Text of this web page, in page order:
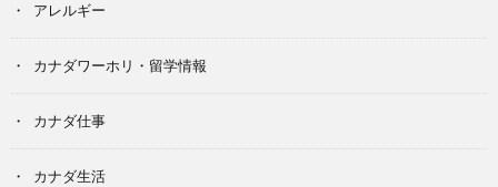
アレルギー
カナダワーホリ・留学情報
カナダ仕事
カナダ生活